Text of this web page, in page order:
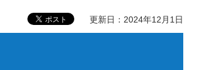
更新日：2024年12月1日